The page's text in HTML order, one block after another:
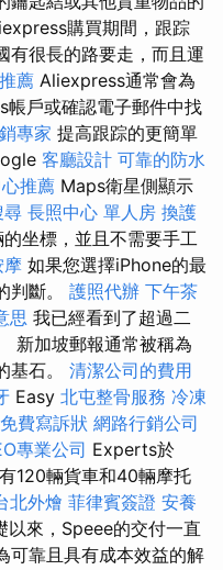
購買期間，跟踪
有很長的路要走，而且運
薦 Aliexpress通常會為
戶或確認電子郵件中找
專家 提高跟踪的更簡單
客廳設計 可靠的防水
推薦 Maps衛星側顯示
尋 長照中心 單人房 換護
坐標，並且不需要手工
摩 如果您選擇iPhone的最
判斷。 護照代辦 下午茶
思 我已經看到了超過二
新加坡郵報通常被稱為
基石。 清潔公司的費用
Easy 北屯整骨服務 冷凍
免費寫訴狀 網路行銷公司
專業公司 Experts於
120輛貨車和40輛摩托
北外燴 菲律賓簽證 安養
以來，Speee的交付一直
可靠且具有成本效益的解